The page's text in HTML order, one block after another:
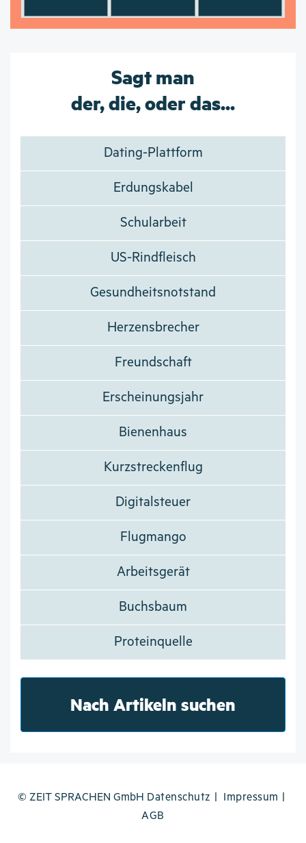
Sagt man
der, die, oder das...
Dating-Plattform
Erdungskabel
Schularbeit
US-Rindfleisch
Gesundheitsnotstand
Herzensbrecher
Freundschaft
Erscheinungsjahr
Bienenhaus
Kurzstreckenflug
Digitalsteuer
Flugmango
Arbeitsgerät
Buchsbaum
Proteinquelle
Nach Artikeln suchen
© ZEIT SPRACHEN GmbH Datenschutz
Impressum
AGB